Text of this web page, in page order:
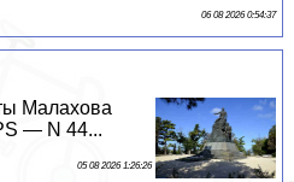
06 08 2026 0:54:37
Малахова
— N 44...
05 08 2026 1:26:26